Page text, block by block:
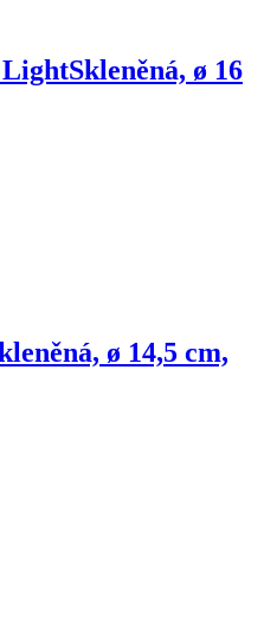
LightSkleněná, ø 16
ø 14,5 cm,